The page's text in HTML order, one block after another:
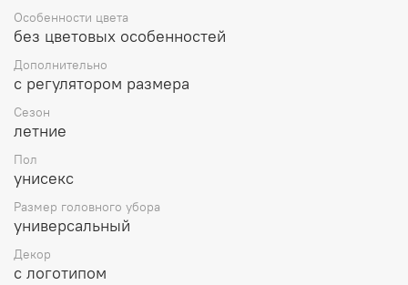
Надежная и быстрая доставка во все регионы России,
так же возможен самовывоз из нашего магазина
«Особый Случай» в городе Челябинске.
Особенности цвета
без цветовых особенностей
Дополнительно
с регулятором размера
Сезон
летние
Пол
унисекс
Размер головного убора
универсальный
Декор
с логотипом